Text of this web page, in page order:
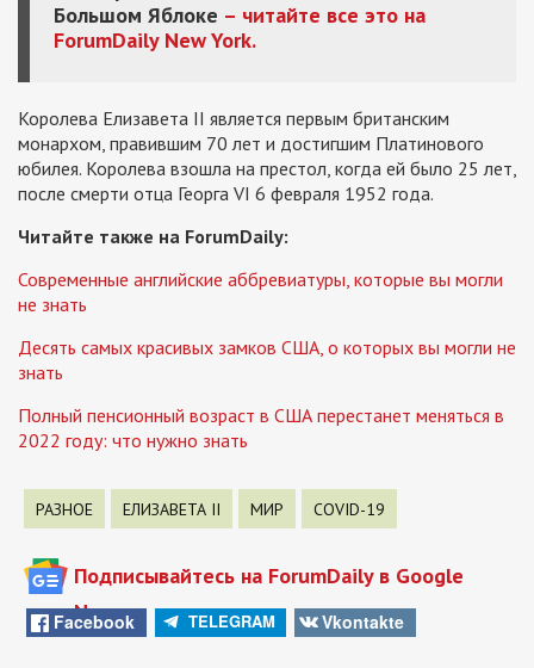
Большом Яблоке – читайте все это на
ForumDaily New York.
Королева Елизавета II является первым британским
монархом, правившим 70 лет и достигшим Платинового
юбилея. Королева взошла на престол, когда ей было 25 лет,
после смерти отца Георга VI 6 февраля 1952 года.
Читайте также на ForumDaily:
Современные английские аббревиатуры, которые вы могли
не знать
Десять самых красивых замков США, о которых вы могли не
знать
Полный пенсионный возраст в США перестанет меняться в
2022 году: что нужно знать
РАЗНОЕ ЕЛИЗАВЕТА II МИР COVID-19
Подписывайтесь на ForumDaily в Google
News
Facebook TELEGRAM Vkontakte